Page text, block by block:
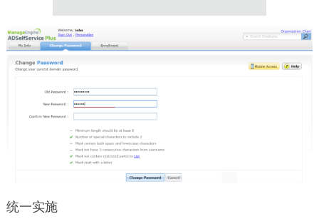
统一实施